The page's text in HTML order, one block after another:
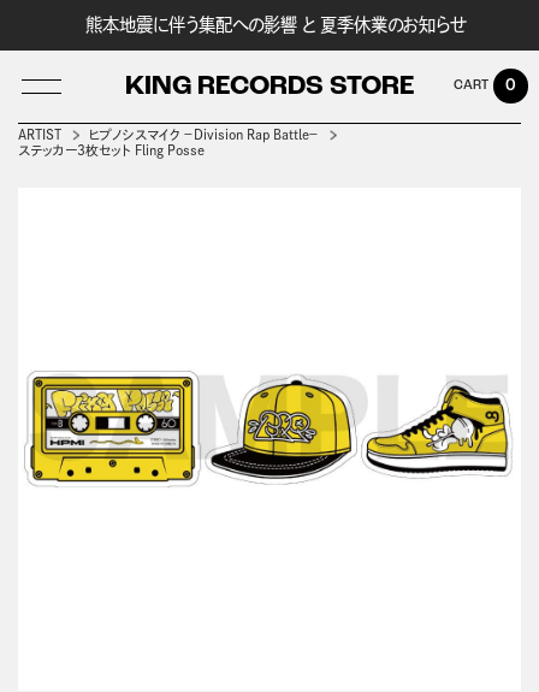
熊本地震に伴う集配への影響 と 夏季休業のお知らせ
KING RECORDS STORE 0
ARTIST
ヒプノシスマイク －Division Rap Battle－
ステッカー3枚セット Fling Posse